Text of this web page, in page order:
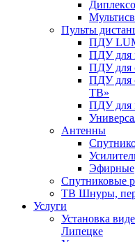
Пульты
ПДУ
ПДУ для
ПДУ для
ПДУ для
ТВ»
ПДУ для
Антенны
Эфирные
Спутниковые
ТВ Шнуры,
Услуги
Установка
Липецке